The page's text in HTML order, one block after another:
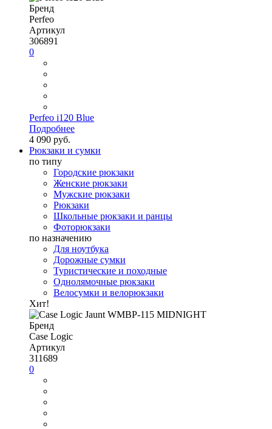
Бренд
Perfeo
Артикул
306891
0
Perfeo i120 Blue
Подробнее
4 090 руб.
Рюкзаки и сумки
по типу
Городские рюкзаки
Женские рюкзаки
Мужские рюкзаки
Рюкзаки
Школьные рюкзаки и ранцы
Фоторюкзаки
по назначению
Для ноутбука
Дорожные сумки
Туристические и походные
Однолямочные рюкзаки
Велосумки и велорюкзаки
Хит!
Бренд
Case Logic
Артикул
311689
0